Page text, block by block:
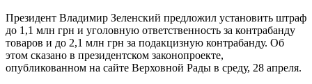
Президент Владимир Зеленский предложил установить штраф
до 1,1 млн грн и уголовную ответственность за контрабанду
товаров и до 2,1 млн грн за подакцизную контрабанду. Об
этом сказано в президентском законопроекте,
опубликованном на сайте Верховной Рады в среду, 28 апреля.